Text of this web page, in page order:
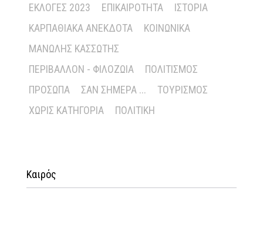
ΕΚΛΟΓΈΣ 2023
ΕΠΙΚΑΙΡΌΤΗΤΑ
ΙΣΤΟΡΊΑ
ΚΑΡΠΑΘΙΑΚΆ ΑΝΈΚΔΟΤΑ
ΚΟΙΝΩΝΙΚΆ
ΜΑΝΏΛΗΣ ΚΑΣΣΏΤΗΣ
ΠΕΡΙΒΆΛΛΟΝ - ΦΙΛΟΖΩΊΑ
ΠΟΛΙΤΙΣΜΌΣ
ΠΡΌΣΩΠΑ
ΣΑΝ ΣΉΜΕΡΑ ...
ΤΟΥΡΙΣΜΌΣ
ΧΩΡΊΣ ΚΑΤΗΓΟΡΊΑ
ΠΟΛΙΤΙΚΉ
Καιρός